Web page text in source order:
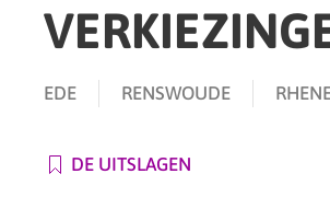
EDE RENSWOUDE
DE UITSLAGEN